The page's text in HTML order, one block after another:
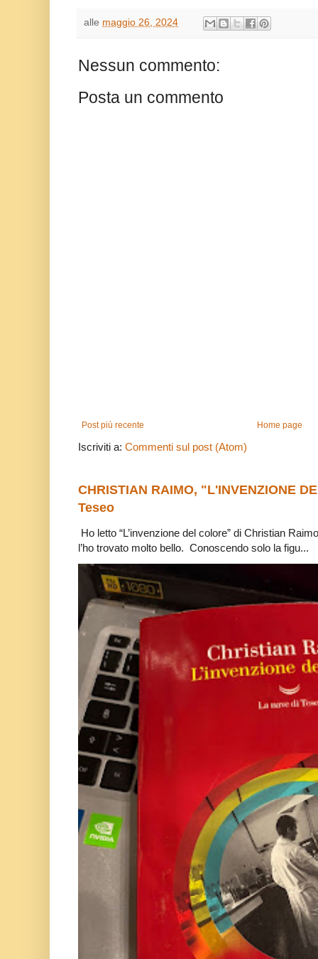
alle maggio 26, 2024
Nessun commento:
Posta un commento
Post più recente Home page
Iscriviti a: Commenti sul post (Atom)
CHRISTIAN RAIMO, "L'INVENZIONE
Teseo
Ho letto “L’invenzione del colore” di Christian
l’ho trovato molto bello. Conoscendo solo la figu...